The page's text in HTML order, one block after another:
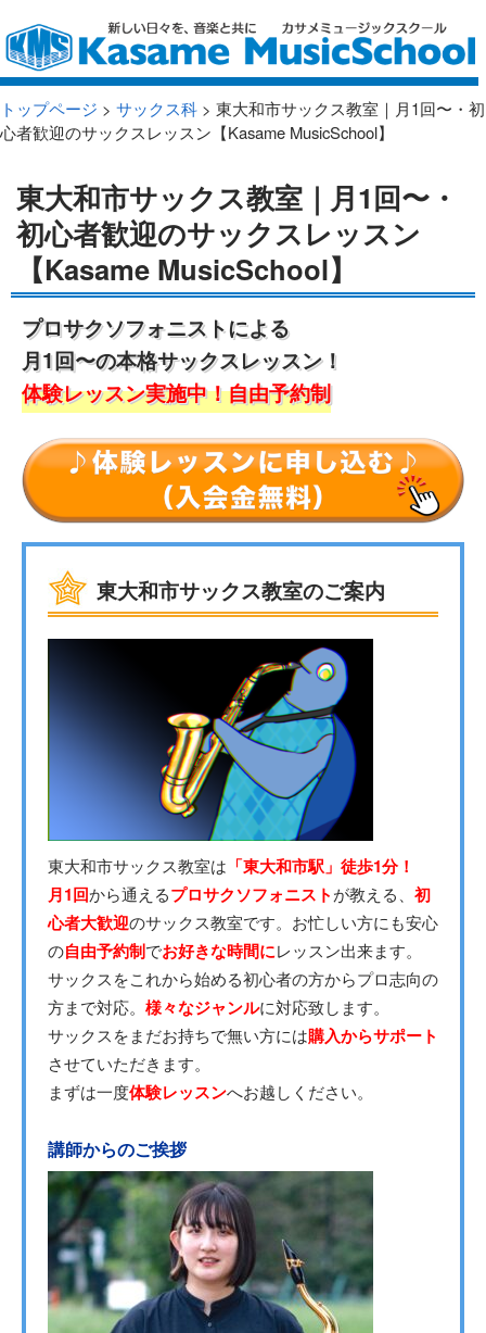
トップページ > サックス科 > 東大和市サックス教室｜月1回〜・初
心者歓迎のサックスレッスン【Kasame MusicSchool】
東大和市サックス教室｜月1回〜・
初心者歓迎のサックスレッスン
【Kasame MusicSchool】
プロサクソフォニストによる
月1回〜の本格サックスレッスン！
体験レッスン実施中！自由予約制
東大和市サックス教室のご案内
東大和市サックス教室は 「東大和市駅」徒歩1分！
月1回から通えるプロサクソフォニストが教える、 初
心者大歓迎のサックス教室です。お忙しい方にも安心
の自由予約制でお好きな時間にレッスン出来ます。
サックスをこれから始める初心者の方からプロ志向の
方まで対応。 様々なジャンルに対応致します。
サックスをまだお持ちで無い方には購入からサポート
させていただきます。
まずは一度体験レッスンへお越しください。
講師からのご挨拶